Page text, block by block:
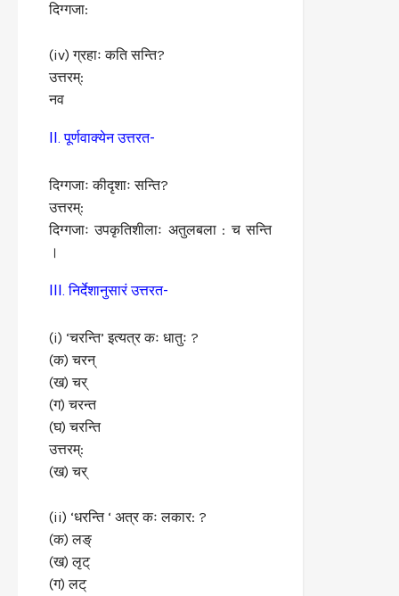
दिग्गजा:
(iv) ग्रहाः कति सन्ति?
उत्तरम्:
नव
II. पूर्णवाक्येन उत्तरत-
दिग्गजाः कीदृशाः सन्ति?
उत्तरम्:
दिग्गजाः उपकृतिशीलाः अतुलबला : च सन्ति
।
III. निर्देशानुसारं उत्तरत-
(i) ‘चरन्ति’ इत्यत्र कः धातुः ?
(क) चरन्
(ख) चर्
(ग) चरन्त
(घ) चरन्ति
उत्तरम्:
(ख) चर्
(ii) ‘धरन्ति ‘ अत्र कः लकार: ?
(क) लङ्
(ख) लृट्
(ग) लट्